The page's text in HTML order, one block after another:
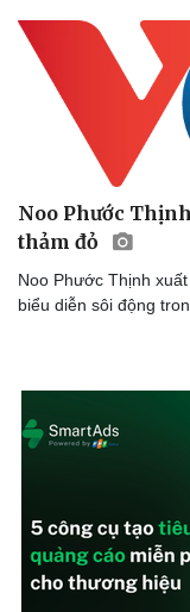
Thông tin doanh
Doanh nhân
Noo Phước
thảm đỏ
Noo Phước Thịnh
biểu diễn sôi động